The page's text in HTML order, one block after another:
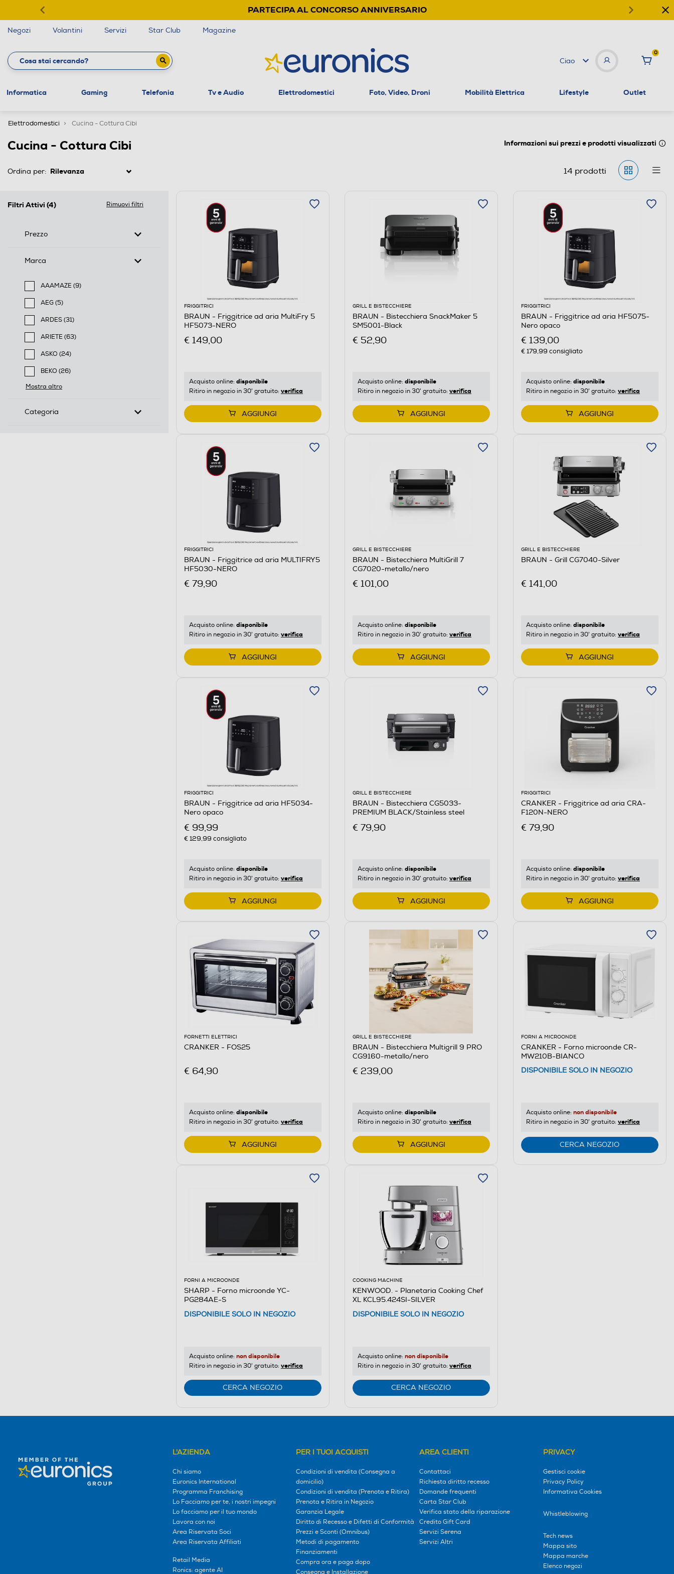
PARTECIPA AL CONCORSO ANNIVERSARIO
Negozi Volantini Servizi Star Club Magazine
Ciao
0
Informatica Gaming Telefonia Tv e Audio Elettrodomestici Foto, Video, Droni Mobilità Elettrica Lifestyle Outlet
Elettrodomestici Cucina - Cottura Cibi
Cucina - Cottura Cibi Informazioni sui prezzi e prodotti visualizzati
Ordina per: 14 prodotti
Filtri Attivi (4) Rimuovi filtri
Prezzo
Marca
AAAMAZE (9)
Filtra per Marca: AAAMAZE
AEG (5)
Filtra per Marca: AEG
ARDES (31)
Filtra per Marca: ARDES
ARIETE (63)
Filtra per Marca: ARIETE
ASKO (24)
Filtra per Marca: ASKO
BEKO (26)
Filtra per Marca: BEKO
Mostra altro
Categoria
FRIGGITRICI
BRAUN - Friggitrice ad aria MultiFry 5
HF5073-NERO
€ 149,00
Acquisto online: disponibile
Ritiro in negozio in 30' gratuito: verifica
AGGIUNGI
GRILL E BISTECCHIERE
BRAUN - Bistecchiera SnackMaker 5
SM5001-Black
€ 52,90
Acquisto online: disponibile
Ritiro in negozio in 30' gratuito: verifica
AGGIUNGI
FRIGGITRICI
BRAUN - Friggitrice ad aria HF5075-
Nero opaco
€ 139,00
€ 179,99 consigliato
Acquisto online: disponibile
Ritiro in negozio in 30' gratuito: verifica
AGGIUNGI
FRIGGITRICI
BRAUN - Friggitrice ad aria MULTIFRY5
HF5030-NERO
€ 79,90
Acquisto online: disponibile
Ritiro in negozio in 30' gratuito: verifica
AGGIUNGI
GRILL E BISTECCHIERE
BRAUN - Bistecchiera MultiGrill 7
CG7020-metallo/nero
€ 101,00
Acquisto online: disponibile
Ritiro in negozio in 30' gratuito: verifica
AGGIUNGI
GRILL E BISTECCHIERE
BRAUN - Grill CG7040-Silver
€ 141,00
Acquisto online: disponibile
Ritiro in negozio in 30' gratuito: verifica
AGGIUNGI
FRIGGITRICI
BRAUN - Friggitrice ad aria HF5034-
Nero opaco
€ 99,99
€ 129,99 consigliato
Acquisto online: disponibile
Ritiro in negozio in 30' gratuito: verifica
AGGIUNGI
GRILL E BISTECCHIERE
BRAUN - Bistecchiera CG5033-
PREMIUM BLACK/Stainless steel
€ 79,90
Acquisto online: disponibile
Ritiro in negozio in 30' gratuito: verifica
AGGIUNGI
FRIGGITRICI
CRANKER - Friggitrice ad aria CRA-
F120N-NERO
€ 79,90
Acquisto online: disponibile
Ritiro in negozio in 30' gratuito: verifica
AGGIUNGI
FORNETTI ELETTRICI
CRANKER - FOS25
€ 64,90
Acquisto online: disponibile
Ritiro in negozio in 30' gratuito: verifica
AGGIUNGI
GRILL E BISTECCHIERE
BRAUN - Bistecchiera Multigrill 9 PRO
CG9160-metallo/nero
€ 239,00
Acquisto online: disponibile
Ritiro in negozio in 30' gratuito: verifica
AGGIUNGI
FORNI A MICROONDE
CRANKER - Forno microonde CR-
MW210B-BIANCO
DISPONIBILE SOLO IN NEGOZIO
Acquisto online: non disponibile
Ritiro in negozio in 30' gratuito: verifica
CERCA NEGOZIO
FORNI A MICROONDE
SHARP - Forno microonde YC-
PG284AE-S
DISPONIBILE SOLO IN NEGOZIO
Acquisto online: non disponibile
Ritiro in negozio in 30' gratuito: verifica
CERCA NEGOZIO
COOKING MACHINE
KENWOOD. - Planetaria Cooking Chef
XL KCL95.424SI-SILVER
DISPONIBILE SOLO IN NEGOZIO
Acquisto online: non disponibile
Ritiro in negozio in 30' gratuito: verifica
CERCA NEGOZIO
L'AZIENDA
Chi siamo
Euronics International
Programma Franchising
Lo Facciamo per te, i nostri impegni
Lo facciamo per il tuo mondo
Lavora con noi
Area Riservata Soci
Area Riservata Affiliati
Retail Media
Ronics: agente AI
PER I TUOI ACQUISTI
Condizioni di vendita (Consegna a
domicilio)
Condizioni di vendita (Prenota e Ritira)
Prenota e Ritira in Negozio
Garanzia Legale
Diritto di Recesso e Difetti di Conformità
Prezzi e Sconti (Omnibus)
Metodi di pagamento
Finanziamenti
Compra ora e paga dopo
Consegna e Installazione
AREA CLIENTI
Contattaci
Richiesta diritto recesso
Domande frequenti
Carta Star Club
Verifica stato della riparazione
Credito Gift Card
Servizi Serena
Servizi Altri
PRIVACY
Gestisci cookie
Privacy Policy
Informativa Cookies
Whistleblowing
Tech news
Mappa sito
Mappa marche
Elenco negozi